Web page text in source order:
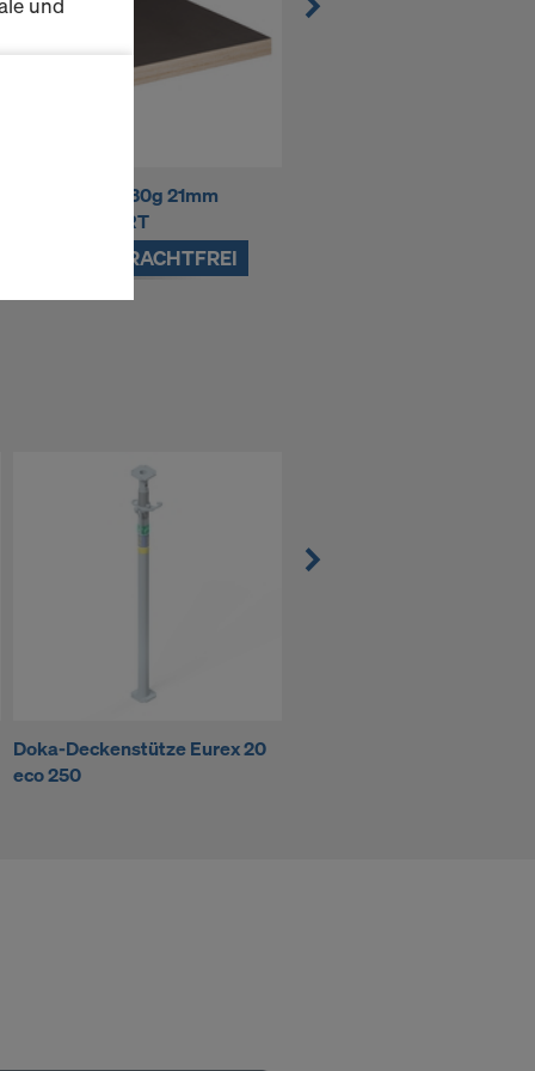
UNIplex HW 130g 21mm
125/250cm CRT
Ab 3 Pkg. FRACHTFREI
Doka-Deckenstütze Eurex 20
eco 250
Sie der
dem
indem